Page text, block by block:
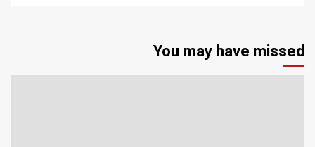
You may have missed